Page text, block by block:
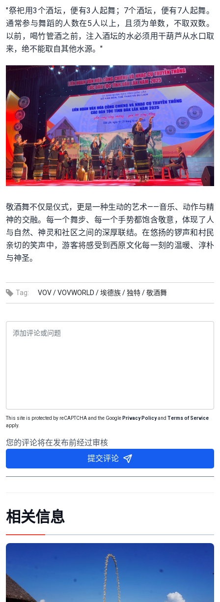
"祭祀用3个酒坛，便有3人起舞；7个酒坛，便有7人起舞。
通常参与舞蹈的人数在5人以上，且须为单数，不取双数。
以前，喝竹管酒之前，注入酒坛的水必须用干葫芦从水口取
来，绝不能取自其他水源。"
敬酒舞不仅是仪式，更是一种生动的艺术——音乐、动作与精
神的交融。每一个舞步、每一个手势都饱含敬意，体现了人
与自然、神灵和社区之间的深厚联结。在悠扬的锣声和村民
亲切的笑声中，游客将感受到西原文化每一刻的温暖、淳朴
与神圣。
Tag: VOV /VOVWORLD /埃德族 /独特 /敬酒舞
This site is protected by reCAPTCHA and the Google Privacy Policyand Terms of Service
apply.
您的评论将在发布前经过审核
提交评论
相关信息